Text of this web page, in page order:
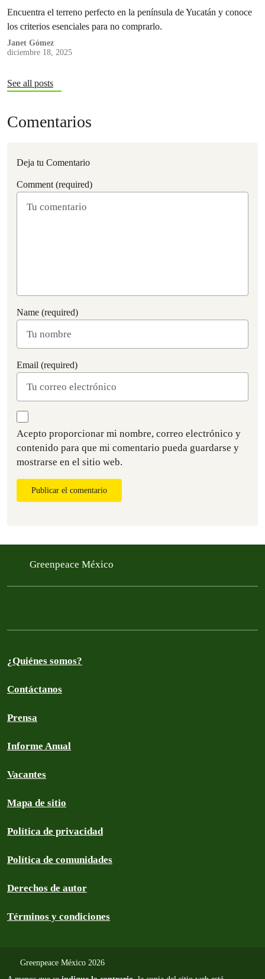
Encuentra el terreno perfecto en la península de Yucatán y conoce
los criterios esenciales para no comprarlo.
Janet Gómez
diciembre 18, 2025
See all posts
Comentarios
Deja tu Comentario
Comment (required)
Name (required)
Email (required)
Acepto proporcionar mi nombre, correo electrónico y
contenido para que mi comentario pueda guardarse y
mostrarse en el sitio web.
Publicar el comentario
Greenpeace México
¿Quiénes somos?
Contáctanos
Prensa
Informe Anual
Vacantes
Mapa de sitio
Política de privacidad
Política de comunidades
Derechos de autor
Términos y condiciones
Greenpeace México 2026